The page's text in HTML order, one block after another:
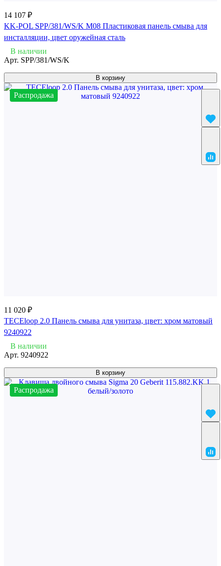
14 107 ₽
KK-POL SPP/381/WS/K M08 Пластиковая панель смыва для
инсталляции, цвет оружейная сталь
В наличии
Арт. SPP/381/WS/K
В корзину
Распродажа
11 020 ₽
TECEloop 2.0 Панель смыва для унитаза, цвет: хром матовый
9240922
В наличии
Арт. 9240922
В корзину
Распродажа